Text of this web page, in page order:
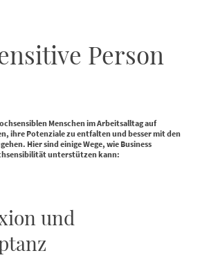
Person
Menschen im Arbeitsalltag auf
ihre Potenziale zu entfalten und besser mit den
Hier sind einige Wege, wie Business
unterstützen kann:
und